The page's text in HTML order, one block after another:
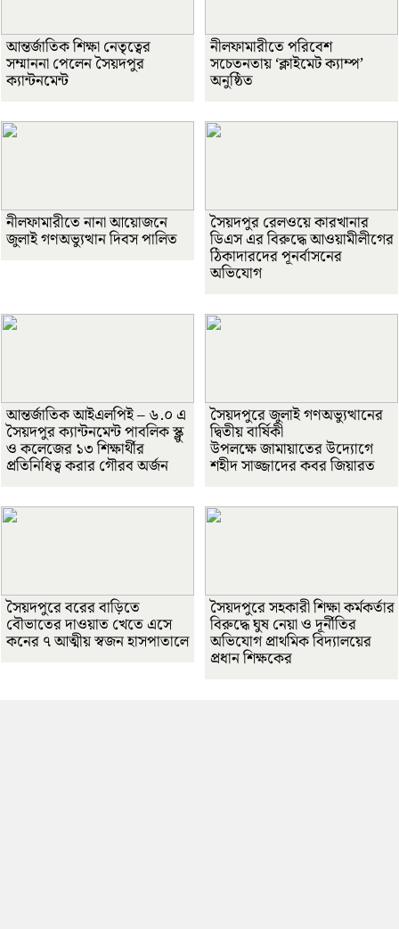
আন্তর্জাতিক শিক্ষা নেতৃত্বের
সম্মাননা পেলেন সৈয়দপুর
ক্যান্টনমেন্ট
নীলফামারীতে পরিবেশ
সচেতনতায় ‘ক্লাইমেট ক্যাম্প’
অনুষ্ঠিত
নীলফামারীতে নানা আয়োজনে
জুলাই গণঅভ্যুত্থান দিবস পালিত
সৈয়দপুর রেলওয়ে কারখানার
ডিএস এর বিরুদ্ধে আওয়ামীলীগের
ঠিকাদারদের পূনর্বাসনের
অভিযোগ
আন্তর্জাতিক আইএলপিই – ৬.০ এ
সৈয়দপুর ক্যান্টনমেন্ট পাবলিক স্ক্লু
ও কলেজের ১৩ শিক্ষার্থীর
প্রতিনিধিত্ব করার গৌরব অর্জন
সৈয়দপুরে জুলাই গণঅভ্যুত্থানের
দ্বিতীয় বার্ষিকী
উপলক্ষে জামায়াতের উদ্যোগে
শহীদ সাজ্জাদের কবর জিয়ারত
সৈয়দপুরে বরের বাড়িতে
বৌভাতের দাওয়াত খেতে এসে
কনের ৭ আত্মীয় স্বজন হাসপাতালে
সৈয়দপুরে সহকারী শিক্ষা কর্মকর্তার
বিরুদ্ধে ঘুষ নেয়া ও দূর্নীতির
অভিযোগ প্রাথমিক বিদ্যালয়ের
প্রধান শিক্ষকের